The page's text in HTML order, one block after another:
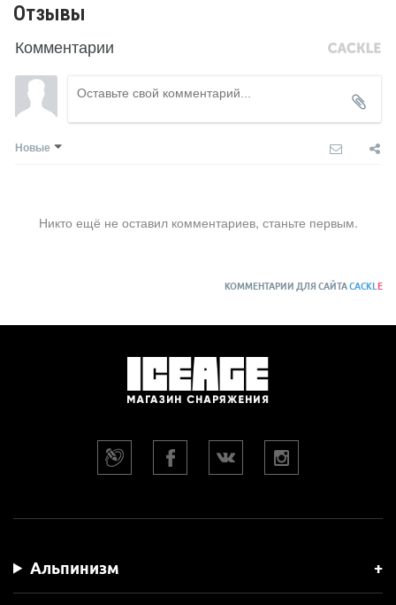
Отзывы
Комментарии
Новые
Никто ещё не оставил комментариев, станьте первым.
КОММЕНТАРИИ ДЛЯ САЙТАCACKL E
Альпинизм